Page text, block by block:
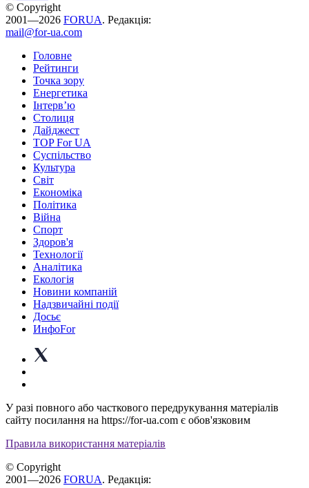
© Copyright
2001—2026 FORUA. Редакція:
mail@for-ua.com
Головне
Рейтинги
Точка зору
Енергетика
Інтерв’ю
Столиця
Дайджест
TOP For UA
Суспiльство
Культура
Світ
Економіка
Політика
Війна
Спорт
Здоров'я
Технології
Аналітика
Екологія
Новини компаній
Надзвичайні події
Досьє
ИнфоFor
У разі повного або часткового передрукування матеріалів
сайту посилання на https://for-ua.com є обов'язковим
Правила використання матеріалів
© Copyright
2001—2026 FORUA. Редакція: